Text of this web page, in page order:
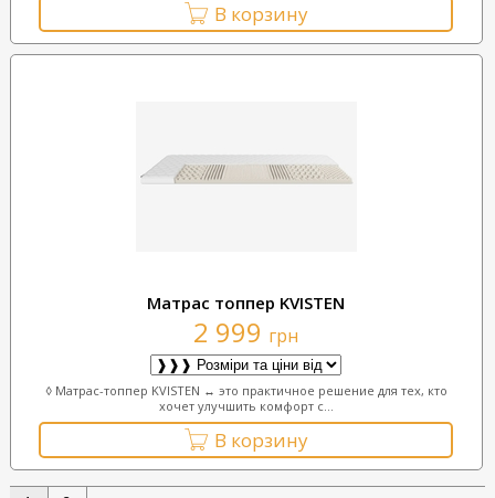
В корзину
Матрас топпер KVISTEN
2 999 грн
◊ Матрас-топпер KVISTEN ↔ это практичное решение для тех, кто
хочет улучшить комфорт с...
В корзину